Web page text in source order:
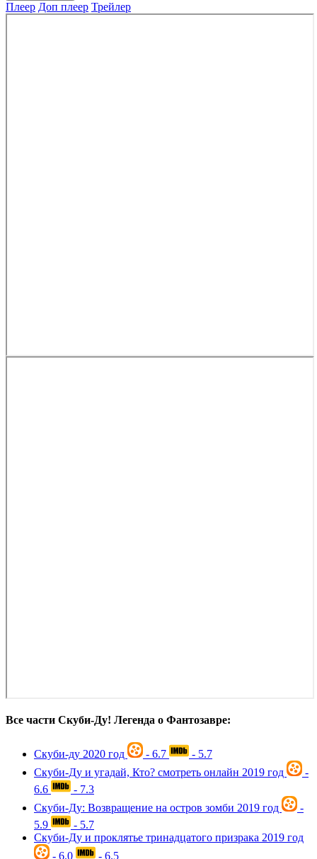
Плеер Доп плеер Трейлер
Все части Скуби-Ду! Легенда о Фантозавре:
Скуби-ду 2020 год - 6.7
- 5.7
Скуби-Ду и угадай, Кто? смотреть онлайн 2019 год
-
6.6
- 7.3
Скуби-Ду: Возвращение на остров зомби 2019 год
-
5.9
- 5.7
Скуби-Ду и проклятье тринадцатого призрака 2019 год
- 6.0
- 6.5